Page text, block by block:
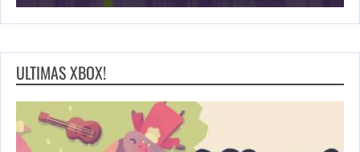
ULTIMAS XBOX!